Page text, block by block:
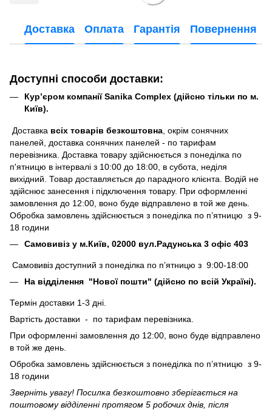
Доставка Оплата Гарантія Повернення
Доступні способи доставки:
Кур’єром компанії Sanika Complex (дійсно тільки по м.
Київ).
Доставка всіх товарів безкоштовна , окрім сонячних
панелей, доставка сонячних панелей - по тарифам
перевізника. Доставка товару здійснюється з понеділка по
п'ятницю в інтервалі з 10:00 до 18:00, в субота, неділя
вихідний. Товар доставляється до парадного клієнта. Водій не
здійснює занесення і підключення товару. При оформленні
замовлення до 12:00, воно буде відправлено в той же день.
Обробка замовлень здійснюється з понеділка по п’ятницю з 9-
18 години
Самовивіз у м.Київ, 02000 вул.Радунська 3 офіс 403
Самовивіз доступний з понеділка по п’ятницю з 9:00-18:00
На відділення "Нової пошти" (дійсно по всій Україні).
Термін доставки 1-3 дні.
Вартість доставки - по тарифам перевізника.
При оформленні замовлення до 12:00, воно буде відправлено
в той же день.
Обробка замовлень здійснюється з понеділка по п’ятницю з 9-
18 години
Зверніть увагу! Посилка безкоштовно зберігається на
поштовому відділенні протягом 5 робочих днів, після